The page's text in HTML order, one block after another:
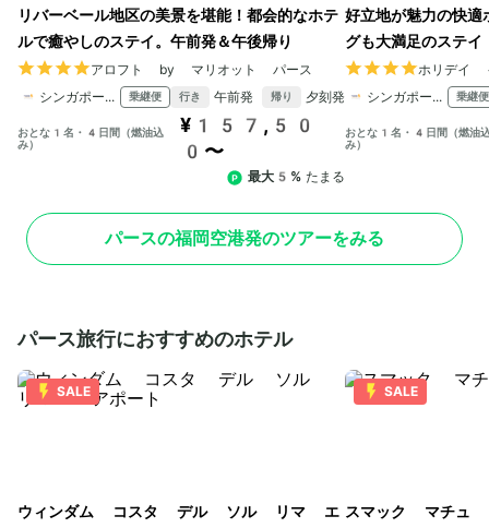
リバーベール地区の美景を堪能！都会的なホテ
ルで癒やしのステイ。午前発＆午後帰り
アロフト by マリオット パース
シンガポール航空
乗継便 行き 午前発 帰り 夕刻発
おとな1名・4日間（燃油込
み）
¥157,50
0〜
最大5% たまる
好立地が魅力の快適
グも大満足のステイ
ホリデイ
シンガポール航空
乗継便
おとな1名・4日間（燃油
み）
パースの福岡空港発のツアーをみる
パース旅行におすすめのホテル
SALE
ウィンダム コスタ デル ソル リマ エ
SALE
スマック マチュ